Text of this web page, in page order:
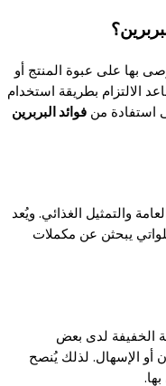
بها على عبوة المنتج أو
الالتزام بطريقة استخدام
استفادة من فوائد البربرين
والتمثيل الغذائي. ويُعد
يبحثن عن مكملات
الخفيفة لدى بعض
أو الإسهال. لذلك يُنصح